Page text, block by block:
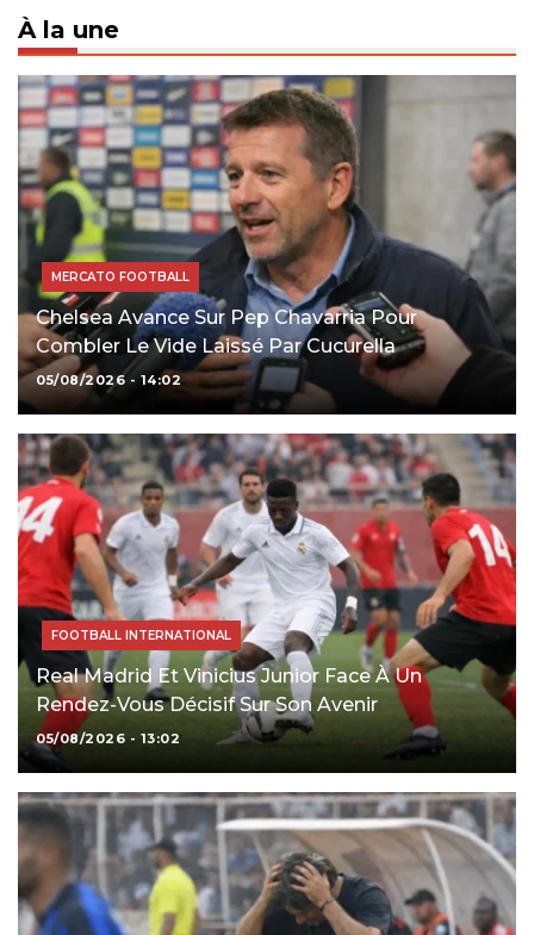
À la une
MERCATO FOOTBALL
Chelsea Avance Sur Pep Chavarria Pour
Combler Le Vide Laissé Par Cucurella
05/08/2026 - 14:02
FOOTBALL INTERNATIONAL
Real Madrid Et Vinicius Junior Face À Un
Rendez-Vous Décisif Sur Son Avenir
05/08/2026 - 13:02